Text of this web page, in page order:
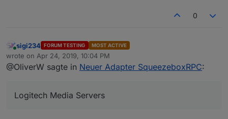
0
Online
sigi234 FORUM TESTING MOST ACTIVE
wrote on Apr 24, 2019, 10:04 PM
last edited by
@OliverW sagte in Neuer Adapter SqueezeboxRPC:
Logitech Media Servers